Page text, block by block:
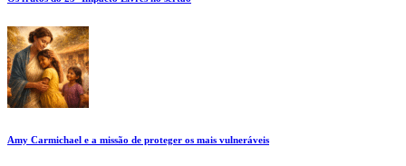
Amy Carmichael e a missão de proteger os mais vulneráveis